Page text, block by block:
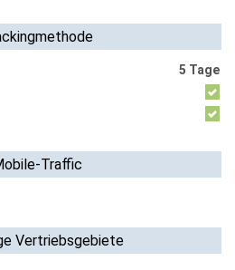
5 Tage
Traffic
Vertriebsgebiete